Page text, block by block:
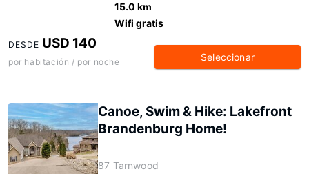
15.0 km
Wifi gratis
DESDE USD 140
por habitación / por noche Seleccionar
Canoe, Swim & Hike: Lakefront
Brandenburg Home!
87 Tarnwood